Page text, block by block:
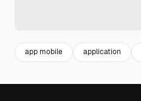
app mobile application